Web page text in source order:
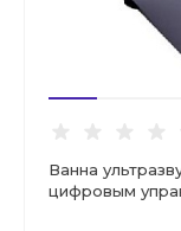
Ванна
цифровым